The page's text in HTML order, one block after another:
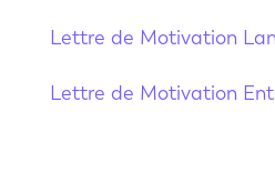
Lettre de Motivation
Lettre de Motivation